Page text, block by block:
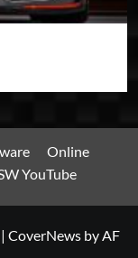
Online
YouTube
| CoverNews by AF